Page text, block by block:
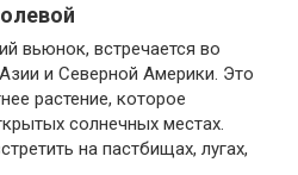
вьюнок, встречается во
и Северной Америки. Это
растение, которое
солнечных местах.
на пастбищах, лугах,